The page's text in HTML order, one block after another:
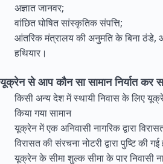
अज्ञात जानवर;
वांछित घोषित सांस्कृतिक संपत्ति;
आंतरिक मंत्रालय की अनुमति के बिना ठंडे,
हथियार।
यूक्रेन से आप कौन सा सामान निर्यात कर
किसी अन्य देश में स्थायी निवास के लिए
किया गया सामान
यूक्रेन में एक अनिवासी नागरिक द्वारा
विरासत की संरचना नोटरी द्वारा पुष्टि की गई
यूक्रेन के सीमा शुल्क सीमा के पार निवासी